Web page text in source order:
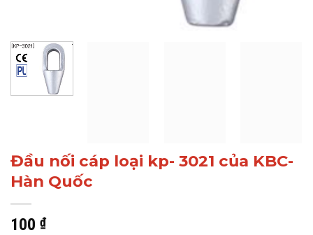
Đầu nối cáp loại kp- 3021 của KBC-
Hàn Quốc
100 ₫